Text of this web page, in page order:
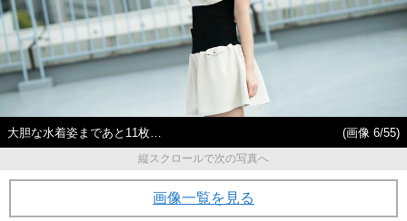
大胆な水着姿まであと11枚…
(画像 6/55)
縦スクロールで次の写真へ
画像一覧を見る